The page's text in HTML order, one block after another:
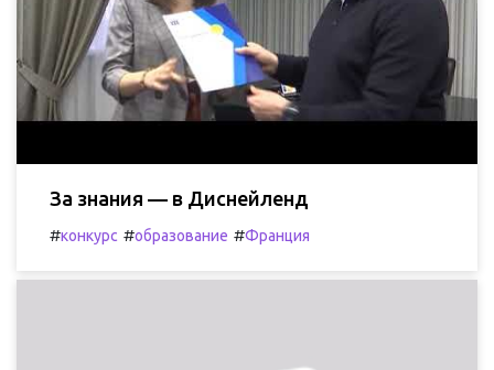
За знания — в Диснейленд
#конкурс #образование #Франция